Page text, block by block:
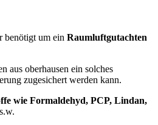
benötigt um ein Raumluftgutachten
aus oberhausen ein solches
zugesichert werden kann.
wie Formaldehyd, PCP, Lindan,